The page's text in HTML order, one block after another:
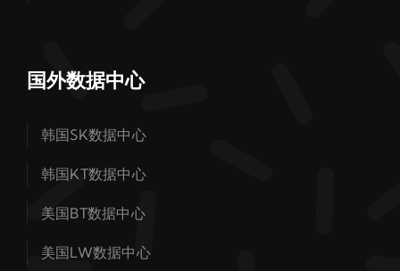
国外数据中心
韩国SK数据中心
韩国KT数据中心
美国BT数据中心
美国LW数据中心